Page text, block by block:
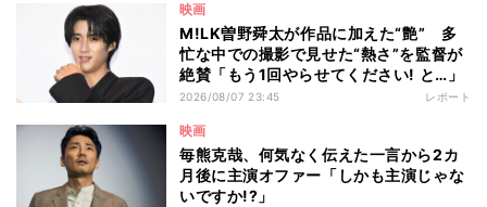
映画
M!LK曽野舜太が作品に加えた“艶” 多
忙な中での撮影で見せた“熱さ”を監督が
絶賛「もう1回やらせてください! と…」
2026/08/07 23:45 レポート
映画
毎熊克哉、何気なく伝えた一言から2カ
月後に主演オファー「しかも主演じゃな
いですか!?」